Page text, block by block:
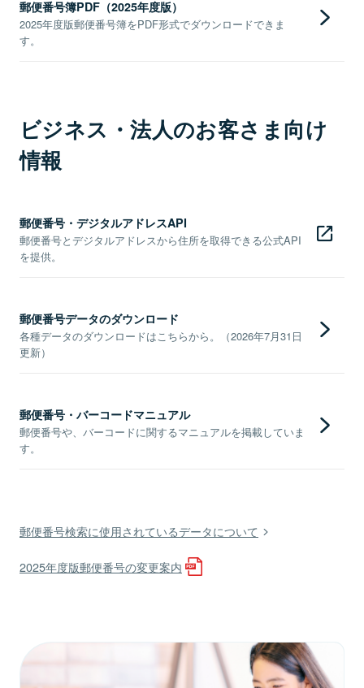
郵便番号簿PDF（2025年度版）
2025年度版郵便番号簿をPDF形式でダウンロードできま
す。
ビジネス・法人のお客さま向け
情報
郵便番号・デジタルアドレスAPI
郵便番号とデジタルアドレスから住所を取得できる公式API
を提供。
郵便番号データのダウンロード
各種データのダウンロードはこちらから。（2026年7月31日
更新）
郵便番号・バーコードマニュアル
郵便番号や、バーコードに関するマニュアルを掲載していま
す。
郵便番号検索に使用されているデータについて
2025年度版郵便番号の変更案内